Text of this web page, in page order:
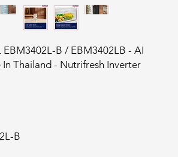
B / EBM3402LB - AI
Thailand - Nutrifresh Inverter
B